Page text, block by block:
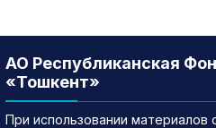
АО Республиканская
«Тошкент»
При использовании материалов